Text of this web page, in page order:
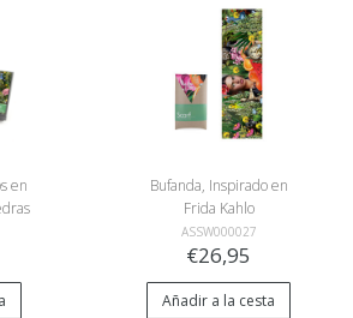
en
Bufanda, Inspirado en
Frida Kahlo
ASSW000027
€26,95
Añadir a la cesta